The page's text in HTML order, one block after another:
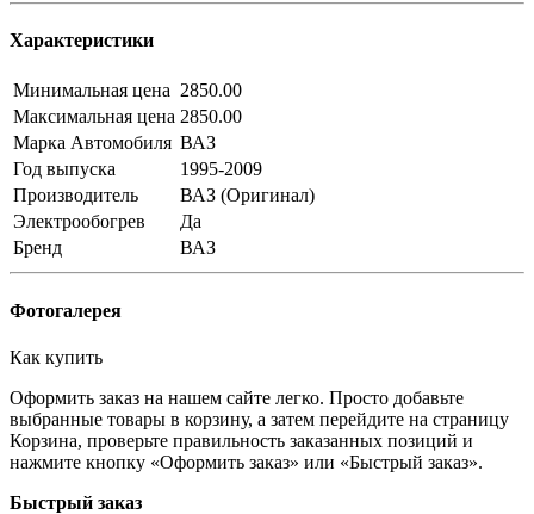
Характеристики
Минимальная цена 2850.00
Максимальная цена 2850.00
Марка Автомобиля ВАЗ
Год выпуска
1995-2009
Производитель
ВАЗ (Оригинал)
Электрообогрев
Да
Бренд
ВАЗ
Фотогалерея
Как купить
Оформить заказ на нашем сайте легко. Просто добавьте
выбранные товары в корзину, а затем перейдите на страницу
Корзина, проверьте правильность заказанных позиций и
нажмите кнопку «Оформить заказ» или «Быстрый заказ».
Быстрый заказ